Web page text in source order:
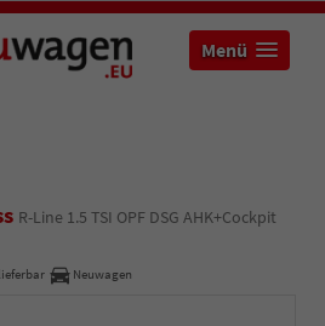
Menü
R-Line 1.5 TSI OPF DSG AHK+Cockpit
Neuwagen